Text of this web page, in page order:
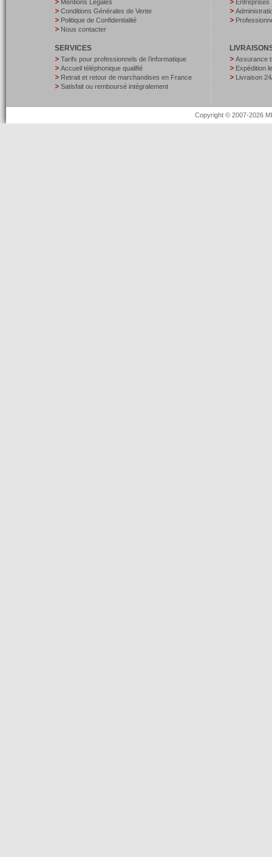
Mentions Légales
Conditions Générales de Vente
Politique de Confidentialité
Nous contacter
SERVICES
Tarifs pour professionnels de l’informatique
Accueil téléphonique qualifié
Retrait et retour de marchandises en France
Satisfait ou remboursé intégralement
Entreprises
Assurance
Expédition
Livraison
Copyright © 2007-2026